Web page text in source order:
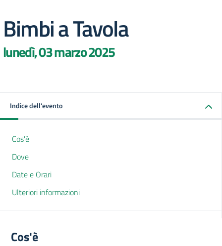
Bimbi a Tavola
lunedì, 03 marzo 2025
Indice dell'evento
Cos'è
Dove
Date e Orari
Ulteriori informazioni
Cos'è